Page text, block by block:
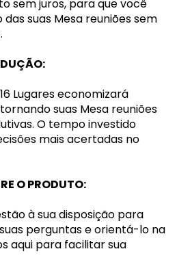
sem juros, para que você
suas Mesa reuniões sem
16 Lugares economizará
suas Mesa reuniões
O tempo investido
mais acertadas no
O PRODUTO:
à sua disposição para
perguntas e orientá-lo na
aqui para facilitar sua